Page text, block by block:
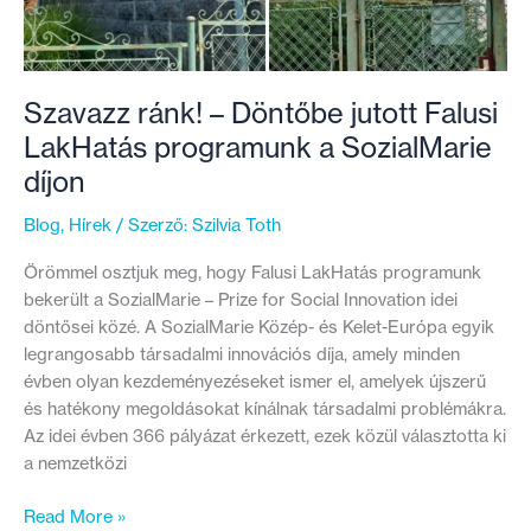
Szavazz ránk! – Döntőbe jutott Falusi
LakHatás programunk a SozialMarie
díjon
Blog, Hírek / Szerző: Szilvia Toth
Örömmel osztjuk meg, hogy Falusi LakHatás programunk
bekerült a SozialMarie – Prize for Social Innovation idei
döntősei közé. A SozialMarie Közép- és Kelet-Európa egyik
legrangosabb társadalmi innovációs díja, amely minden
évben olyan kezdeményezéseket ismer el, amelyek újszerű
és hatékony megoldásokat kínálnak társadalmi problémákra.
Az idei évben 366 pályázat érkezett, ezek közül választotta ki
a nemzetközi
Szavazz
Read More »